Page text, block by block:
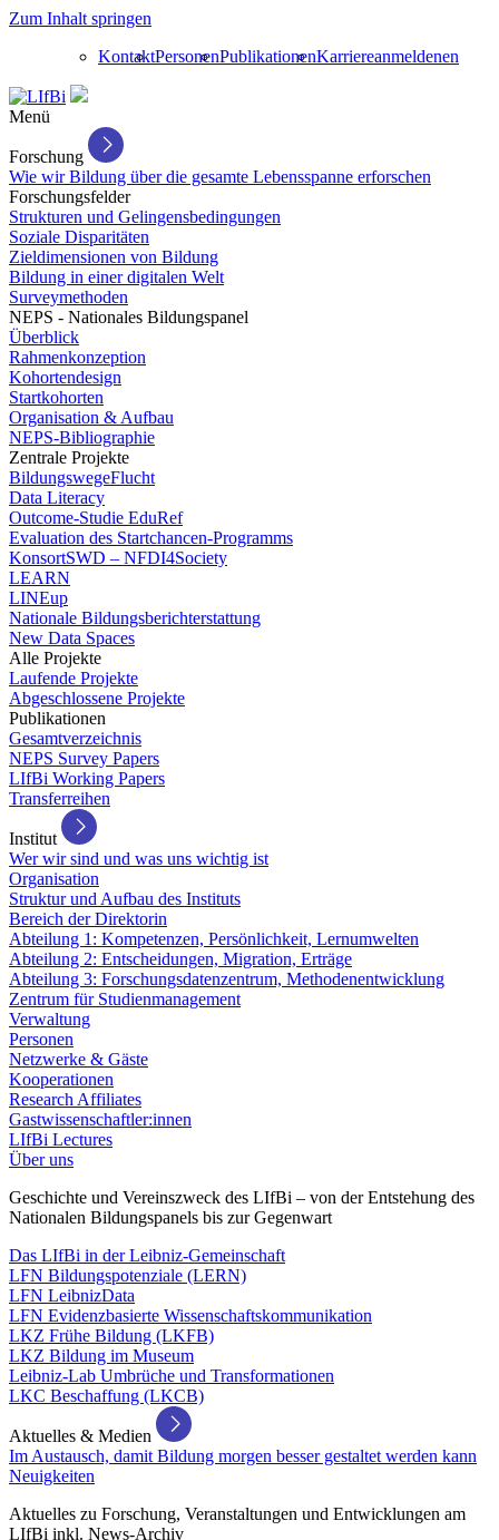
Zum Inhalt springen
KontaktPersonenPublikationenKarriereanmeldenen
Menü
Forschung
Wie wir Bildung über die gesamte Lebensspanne erforschen
Forschungsfelder
Strukturen und Gelingensbedingungen
Soziale Disparitäten
Zieldimensionen von Bildung
Bildung in einer digitalen Welt
Surveymethoden
NEPS - Nationales Bildungspanel
Überblick
Rahmenkonzeption
Kohortendesign
Startkohorten
Organisation & Aufbau
NEPS-Bibliographie
Zentrale Projekte
BildungswegeFlucht
Data Literacy
Outcome-Studie EduRef
Evaluation des Startchancen-Programms
KonsortSWD – NFDI4Society
LEARN
LINEup
Nationale Bildungsberichterstattung
New Data Spaces
Alle Projekte
Laufende Projekte
Abgeschlossene Projekte
Publikationen
Gesamtverzeichnis
NEPS Survey Papers
LIfBi Working Papers
Transferreihen
Institut
Wer wir sind und was uns wichtig ist
Organisation
Struktur und Aufbau des Instituts
Bereich der Direktorin
Abteilung 1: Kompetenzen, Persönlichkeit, Lernumwelten
Abteilung 2: Entscheidungen, Migration, Erträge
Abteilung 3: Forschungsdatenzentrum, Methodenentwicklung
Zentrum für Studienmanagement
Verwaltung
Personen
Netzwerke & Gäste
Kooperationen
Research Affiliates
Gastwissenschaftler:innen
LIfBi Lectures
Über uns
Geschichte und Vereinszweck des LIfBi – von der Entstehung des
Nationalen Bildungspanels bis zur Gegenwart
Das LIfBi in der Leibniz-Gemeinschaft
LFN Bildungspotenziale (LERN)
LFN LeibnizData
LFN Evidenzbasierte Wissenschaftskommunikation
LKZ Frühe Bildung (LKFB)
LKZ Bildung im Museum
Leibniz-Lab Umbrüche und Transformationen
LKC Beschaffung (LKCB)
Aktuelles & Medien
Im Austausch, damit Bildung morgen besser gestaltet werden kann
Neuigkeiten
Aktuelles zu Forschung, Veranstaltungen und Entwicklungen am
LIfBi inkl. News-Archiv